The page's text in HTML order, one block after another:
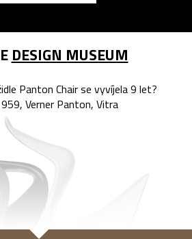
DESIGN MUSEUM
Panton Chair se vyvíjela 9 let?
Verner Panton, Vitra